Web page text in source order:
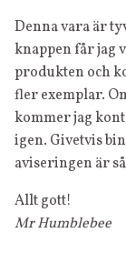
Denna vara är
knappen får jag
produkten och
fler exemplar.
kommer jag
igen. Givetvis
aviseringen är
Allt gott!
Mr Humblebee